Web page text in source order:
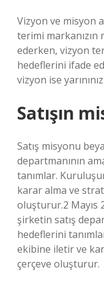
Vizyon ve misyon
terimi
ederken, vizyon
hedeflerini ifade
vizyon ise
Satışın
Satış misyonu
departmanının
tanımlar.
karar alma ve
oluşturur.2 Mayıs
şirketin satış
hedeflerini
ekibine iletir ve
çerçeve oluşturur.